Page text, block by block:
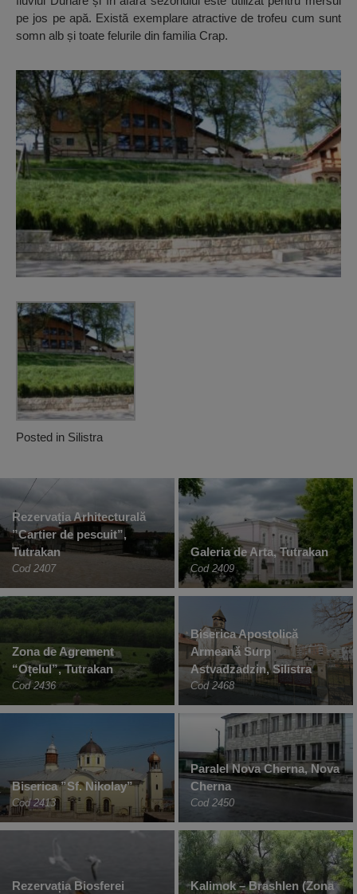
pe jos pe apă. Există exemplare atractive de trofeu cum sunt
somn alb și toate felurile din familia Crap.
Posted in Silistra
Rezervația Arhitecturală
”Cartier de pescuit”,
Tutrakan
Cod 2407
Galeria de Arta, Tutrakan
Cod 2409
Zona de Agrement
“Oțelul”, Tutrakan
Cod 2436
Biserica Apostolică
Armeană Surp
Astvadzadzin, Silistra
Cod 2468
Biserica ”Sf. Nikolay”
Cod 2413
Paralel Nova Cherna, Nova
Cherna
Cod 2450
Rezervația Biosferei
Kalimok – Brashlen (Zona